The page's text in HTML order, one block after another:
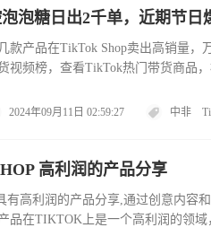
泡糖日出2千单，近期节日
款产品在TikTok Shop卖出高销量
视频榜，查看TikTok热门带货商品
2024年09月11日 02:59:27 中非
高利润的产品分享
有高利润的产品分享,通过创意内容
品在TIKTOK上是一个高利润的领